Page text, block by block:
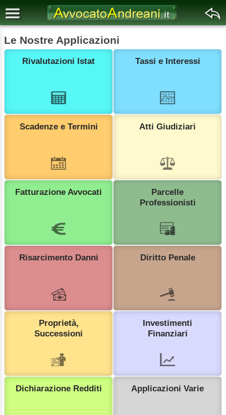
Le Nostre Applicazioni
Rivalutazioni Istat Tassi e Interessi
Scadenze e Termini Atti Giudiziari
Fatturazione Avvocati
Parcelle
Professionisti
Risarcimento Danni Diritto Penale
Proprietà,
Successioni
Investimenti
Finanziari
Dichiarazione Redditi Applicazioni Varie